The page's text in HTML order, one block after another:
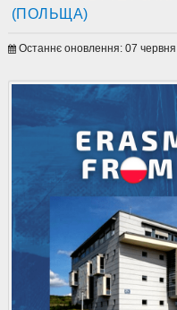
(ПОЛЬЩА)
Останнє оновлення: 07